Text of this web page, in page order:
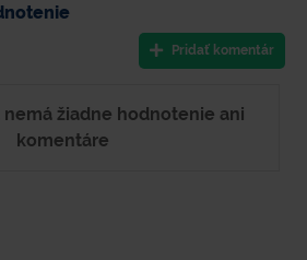
Pridať komentár
žiadne hodnotenie ani
komentáre